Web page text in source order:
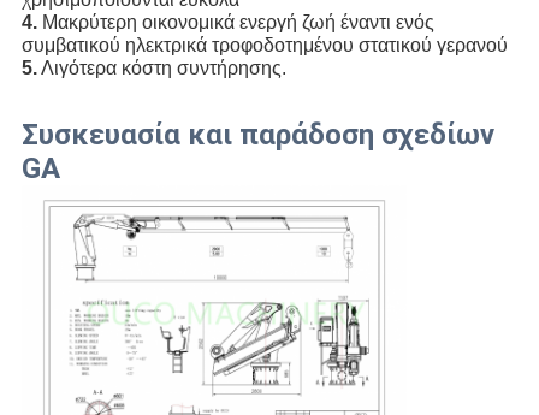
4. Μακρύτερη οικονομικά ενεργή ζωή έναντι ενός
συμβατικού ηλεκτρικά τροφοδοτημένου στατικού γερανού
5. Λιγότερα κόστη συντήρησης.
Συσκευασία και παράδοση σχεδίων
GA